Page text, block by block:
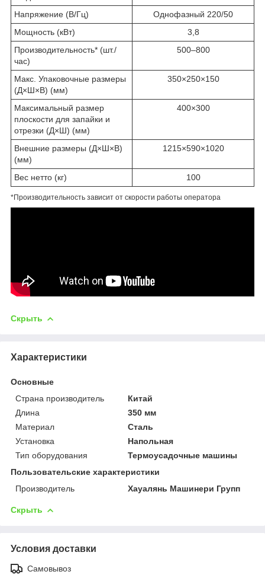
Напряжение (В/Гц)
Однофазный 220/50
Мощность (кВт)
3,8
Производительность* (шт./
час)
500–800
Макс. Упаковочные размеры
(Д×Ш×В) (мм)
350×250×150
Максимальный размер
плоскости для запайки и
отрезки (Д×Ш) (мм)
400×300
Внешние размеры (Д×Ш×В)
(мм)
1215×590×1020
Вес нетто (кг) 100
*Производительность зависит от скорости работы оператора
Скрыть
Характеристики
Основные
Страна производитель
Китай
Длина
350 мм
Материал
Сталь
Установка
Напольная
Тип оборудования
Термоусадочные машины
Пользовательские характеристики
Производитель
Хауалянь Машинери Групп
Скрыть
Условия доставки
Самовывоз